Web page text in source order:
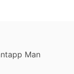
Man